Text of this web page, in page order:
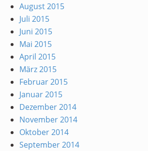
August 2015
Juli 2015
Juni 2015
Mai 2015
April 2015
März 2015
Februar 2015
Januar 2015
Dezember 2014
November 2014
Oktober 2014
September 2014